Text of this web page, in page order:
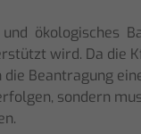
ökologisches
wird. Da die
Beantragung
sondern